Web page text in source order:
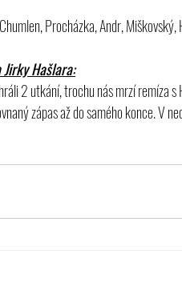
Procházka, Andr, Miškovský,
Hašlara:
2 utkání, trochu nás mrzí remíza
zápas až do samého konce. V